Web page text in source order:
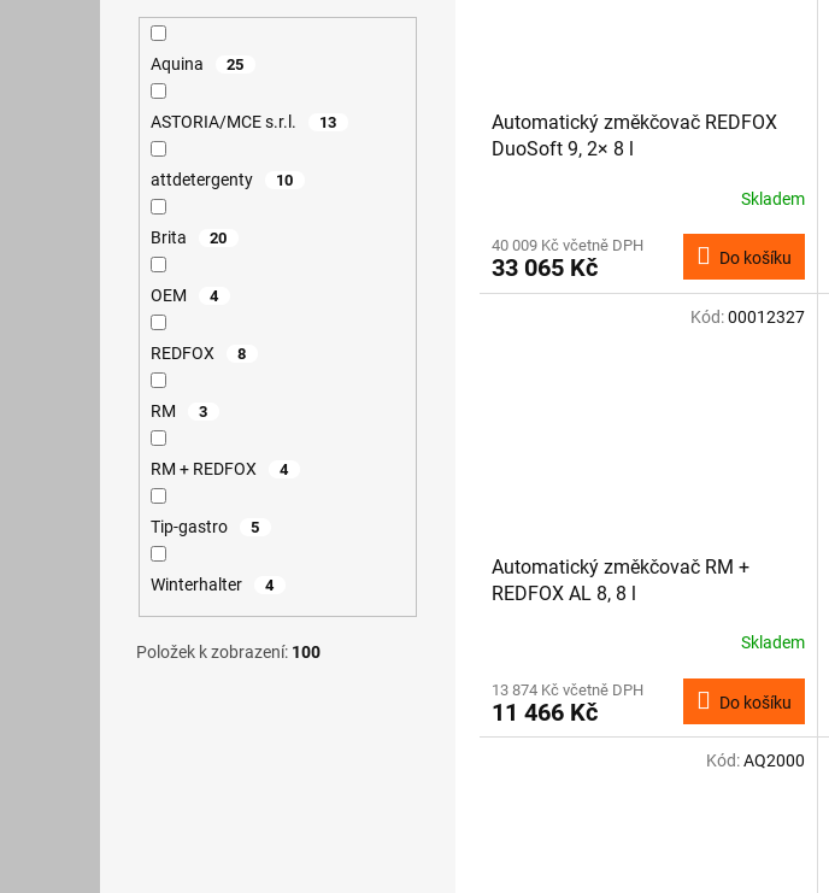
Aquina 25
ASTORIA/MCE s.r.l. 13
attdetergenty 10
Brita 20
OEM 4
REDFOX 8
RM 3
RM + REDFOX 4
Tip-gastro 5
Winterhalter 4
Položek k zobrazení: 100
Automatický změkčovač REDFOX
DuoSoft 9, 2× 8 l
Skladem
40 009 Kč včetně DPH
33 065 Kč Do košíku
Automatický změkčovač RM +
REDFOX AL 8, 8 l
Skladem
13 874 Kč včetně DPH
11 466 Kč Do košíku
Kód:00012327
Kód:AQ2000